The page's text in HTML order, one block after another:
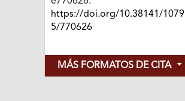
https://doi.org/10.38141/1079
5/770626
MÁS FORMATOS DE CITA